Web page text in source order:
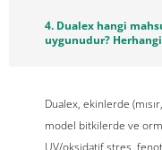
4. Dualex hangi
uygunudur?
Dualex, ekinlerde
model bitkilerde ve
UV/oksidatif stres,